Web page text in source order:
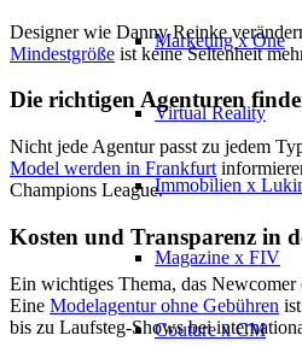
Marketing x One
Virtual Reality
Immobilien x
Magazine x FIV
Couture x CM
Designer wie Danny Reinke
Mindestgröße ist keine Seltenheit
Die richtigen Agenturen
Nicht jede Agentur passt zu jedem
Model werden in Frankfurt
Champions League.
Kosten und Transparenz in
Ein wichtiges Thema, das
Eine Modelagentur ohne Gebühren
bis zu Laufsteg-Shows bei